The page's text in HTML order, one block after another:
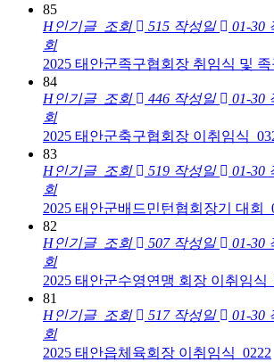
85
H인기글 조회 515 작성일 01-30
회
2025 태안군족구협회장 취임식 및
84
H인기글 조회 446 작성일 01-30
회
2025 태안군축구협회장 이취임식
83
H인기글 조회 519 작성일 01-30
회
2025 태안군배드민턴협회장기 대회
82
H인기글 조회 507 작성일 01-30
회
2025 태안군수영연맹 회장 이취임식
81
H인기글 조회 517 작성일 01-30
회
2025 태안읍체육회장 이취임식_0222